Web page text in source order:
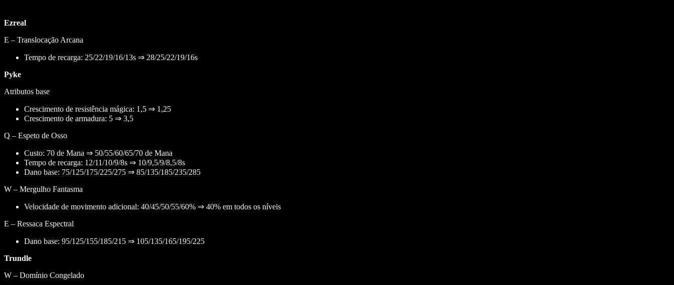
Ezreal
E – Translocação Arcana
Tempo de recarga: 25/22/19/16/13s ⇒ 28/25/22/19/16s
Pyke
Atributos base
Crescimento de resistência mágica: 1,5 ⇒ 1,25
Crescimento de armadura: 5 ⇒ 3,5
Q – Espeto de Osso
Custo: 70 de Mana ⇒ 50/55/60/65/70 de Mana
Tempo de recarga: 12/11/10/9/8s ⇒ 10/9,5/9/8,5/8s
Dano base: 75/125/175/225/275 ⇒ 85/135/185/235/285
W – Mergulho Fantasma
Velocidade de movimento adicional: 40/45/50/55/60% ⇒ 40% em todos os níveis
E – Ressaca Espectral
Dano base: 95/125/155/185/215 ⇒ 105/135/165/195/225
Trundle
W – Domínio Congelado